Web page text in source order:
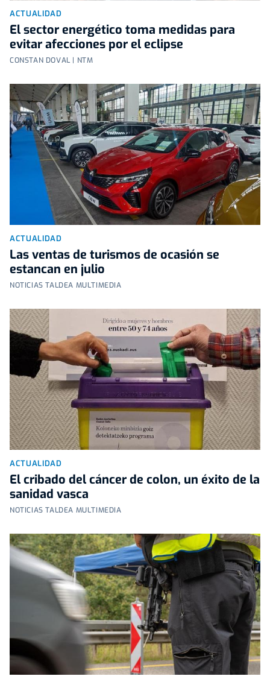
ACTUALIDAD
El sector energético toma medidas para
evitar afecciones por el eclipse
CONSTAN DOVAL | NTM
ACTUALIDAD
Las ventas de turismos de ocasión se
estancan en julio
NOTICIAS TALDEA MULTIMEDIA
ACTUALIDAD
El cribado del cáncer de colon, un éxito de la
sanidad vasca
NOTICIAS TALDEA MULTIMEDIA